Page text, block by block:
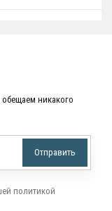
никакого
политикой